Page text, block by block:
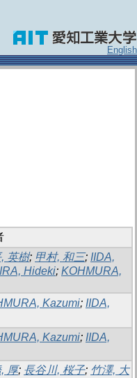
English
, 英樹; 甲村, 和三; IIDA,
Hideki; KOHMURA,
Kazumi; IIDA,
Kazumi; IIDA,
厚; 長谷川, 桜子; 竹澤, 大